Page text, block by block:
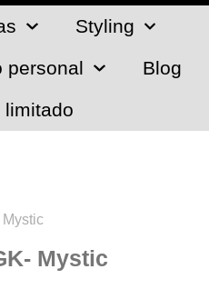
Styling
personal
Blog
limitado
Mystic